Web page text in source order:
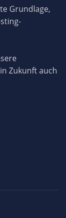
Grundlage,
Zukunft auch